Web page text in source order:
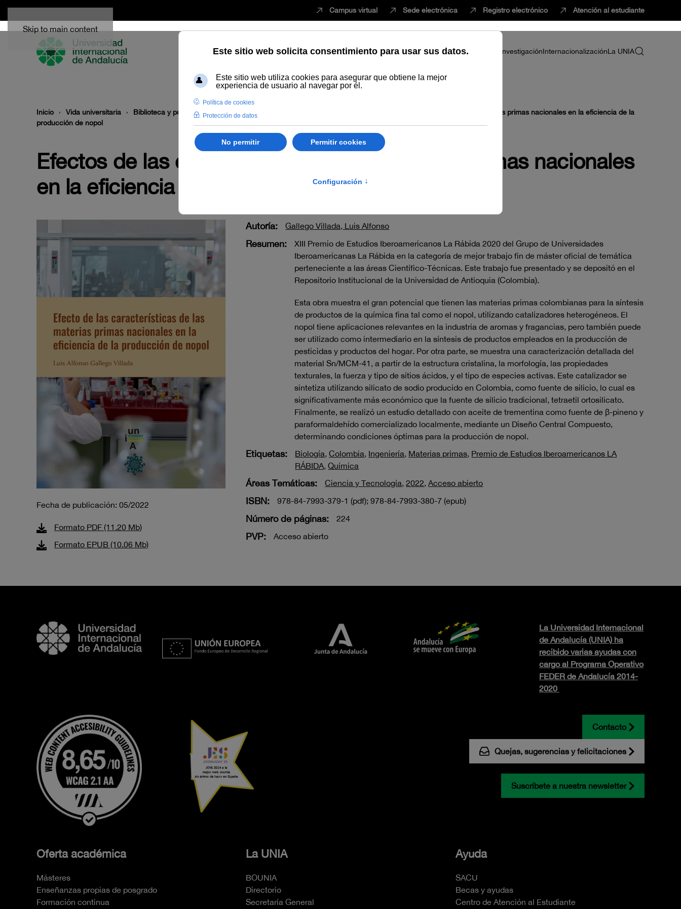
Skip to main content
Campus virtual Sede electrónica Registro electrónico Atención al estudiante
EstudiarInnovaciónVida universitariaProfesorado InvestigaciónInternacionalizaciónLa UNIA
Inicio Vida universitaria Biblioteca y publicaciones Publicaciones
Efectos de las características de las materias primas nacionales en la eficiencia de la
producción de nopol
Efectos de las características de las materias primas nacionales
en la eficiencia de la producción de nopol
Fecha de publicación: 05/2022
Formato PDF (11.20 Mb)
Formato EPUB (10.06 Mb)
Autoría: Gallego Villada, Luis Alfonso
Resumen:
XIII Premio de Estudios Iberoamericanos La Rábida 2020 del Grupo de Universidades
Iberoamericanas La Rábida en la categoría de mejor trabajo fin de máster oficial de temática
perteneciente a las áreas Científico-Técnicas. Este trabajo fue presentado y se depositó en el
Repositorio Institucional de la Universidad de Antioquia (Colombia).
Esta obra muestra el gran potencial que tienen las materias primas colombianas para la síntesis
de productos de la química fina tal como el nopol, utilizando catalizadores heterogéneos. El
nopol tiene aplicaciones relevantes en la industria de aromas y fragancias, pero también puede
ser utilizado como intermediario en la síntesis de productos empleados en la producción de
pesticidas y productos del hogar. Por otra parte, se muestra una caracterización detallada del
material Sn/MCM-41, a partir de la estructura cristalina, la morfología, las propiedades
texturales, la fuerza y tipo de sitios ácidos, y el tipo de especies activas. Este catalizador se
sintetiza utilizando silicato de sodio producido en Colombia, como fuente de silicio, lo cual es
significativamente más económico que la fuente de silicio tradicional, tetraetil ortosilicato.
Finalmente, se realizó un estudio detallado con aceite de trementina como fuente de β-pineno y
paraformaldehído comercializado localmente, mediante un Diseño Central Compuesto,
determinando condiciones óptimas para la producción de nopol.
Etiquetas: Biología,Colombia, Ingeniería, Materias primas, Premio de Estudios Iberoamericanos LA
RÁBIDA,Química
Áreas Temáticas: Ciencia y Tecnología,2022,Acceso abierto
ISBN: 978-84-7993-379-1 (pdf); 978-84-7993-380-7 (epub)
Número de páginas: 224
PVP: Acceso abierto
La Universidad Internacional
de Andalucía (UNIA) ha
recibido varias ayudas con
cargo al Programa Operativo
FEDER de Andalucía 2014-
2020
Contacto
Quejas, sugerencias y felicitaciones
Suscríbete a nuestra newsletter
Oferta académica
Másteres
Enseñanzas propias de posgrado
Formación continua
La UNIA
BOUNIA
Directorio
Secretaría General
Ayuda
SACU
Becas y ayudas
Centro de Atención al Estudiante